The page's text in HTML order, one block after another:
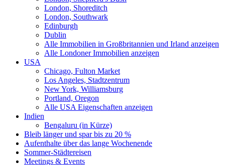
London, Shoreditch
London, Southwark
Edinburgh
Dublin
Alle Immobilien in Großbritannien und Irland anzeigen
Alle Londoner Immobilien anzeigen
USA
Chicago, Fulton Market
Los Angeles, Stadtzentrum
New York, Williamsburg
Portland, Oregon
Alle USA Eigenschaften anzeigen
Indien
Bengaluru (in Kürze)
Bleib länger und spar bis zu 20 %
Aufenthalte über das lange Wochenende
Sommer-Städtereisen
Meetings & Events